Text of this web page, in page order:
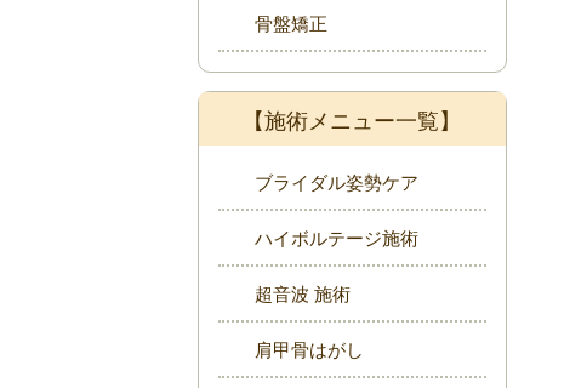
骨盤矯正
【施術メニュー一覧】
ブライダル姿勢ケア
ハイボルテージ施術
超音波 施術
肩甲骨はがし